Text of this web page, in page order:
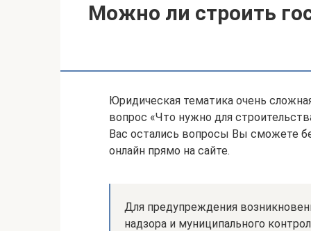
Можно ли строить
Юридическая тематика очень
вопрос «Что нужно для
Вас остались вопросы Вы сможете
онлайн прямо на сайте.
Для предупреждения
надзора и муниципального